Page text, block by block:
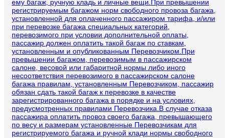
ему багаж, ручную кладь и личные вещи.При превышении
регистрируемым багажом норм свободного провоза багажа,
установленной для оплаченного пассажиром тарифа, и/или
при перевозке багажа специальных категорий,
перевозимого при условии дополнительной оплаты,
пассажир должен оплатить такой багаж по ставкам,
установленным и опубликованным Перевозчиком.При
превышении багажом, перевозимым в пассажирском
салоне, весовой или габаритной нормы либо иного
несоответствия перевозимого в пассажирском салоне
багажа правилам, установленным Перевозчиком, пассажир
обязан сдать такой багаж к перевозке в качестве
зарегистрированного багажа в порядке и на условиях,
предусмотренных правилами Перевозчика.В случае отказа
пассажира оплатить провоз своего багажа, превышающего
по весу и размерам установленные Перевозчикам для
регистрируемого багажа и ручной клади нормы свободного